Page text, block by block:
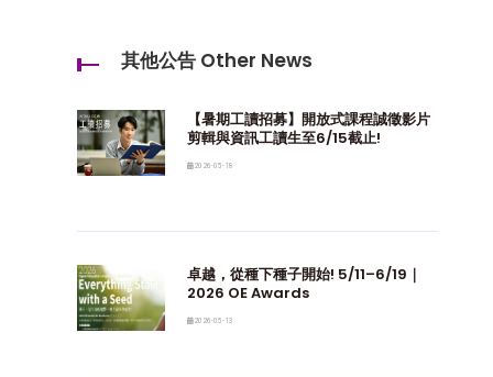
其他公告 Other News
【暑期工讀招募】開放式課程誠徵影片
剪輯與資訊工讀生至6/15截止!
2026-05-18
卓越，從種下種子開始! 5/11–6/19｜
2026 OE Awards
2026-05-13